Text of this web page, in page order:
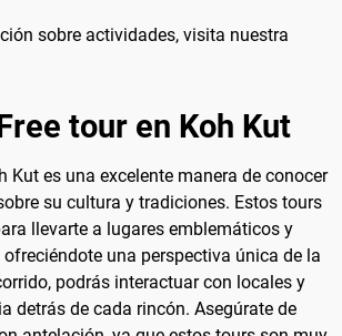
sobre actividades, visita nuestra
tour en Koh Kut
Kut es una excelente manera de conocer
su cultura y tradiciones. Estos tours
llevarte a lugares emblemáticos y
una perspectiva única de la
podrás interactuar con locales y
detrás de cada rincón. Asegúrate de